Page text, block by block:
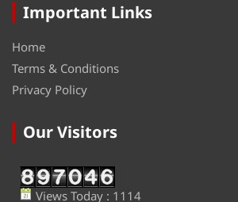
Important Links
Home
Terms & Conditions
Privacy Policy
Our Visitors
Views Today : 1114